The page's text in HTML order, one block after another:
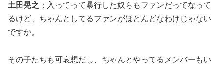
土田晃之 ：入ってって暴行した奴らもファンだってなって
るけど、ちゃんとしてるファンがほとんどなわけじゃない
ですか。
その子たちも可哀想だし、ちゃんとやってるメンバーもい